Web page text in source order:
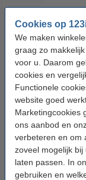
Cookies op
We maken
graag zo
voor u. Daarom
cookies en
Functionele
website goed
Marketingcookies
ons aanbod en
verbeteren en om
zoveel mogelijk
laten passen. In
gebruiken en
123accu Xtreme
Penlite AA batterij
€ 14,95 Incl.